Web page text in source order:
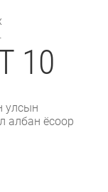
10
улсын
албан ёсоор